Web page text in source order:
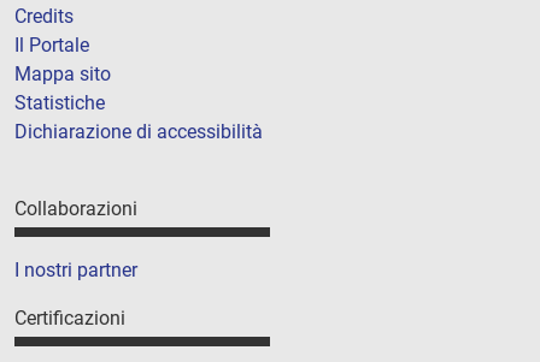
Credits
Il Portale
Mappa sito
Statistiche
Dichiarazione di accessibilità
Collaborazioni
I nostri partner
Certificazioni